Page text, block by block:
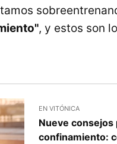
, y estos son
EN VITÓNICA
Nueve
confinamiento: